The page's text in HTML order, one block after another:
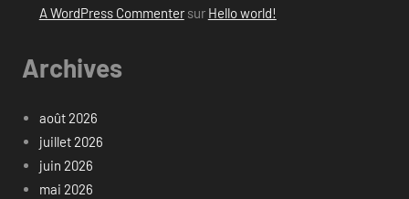
A WordPress Commentersur Hello world!
Archives
août 2026
juillet 2026
juin 2026
mai 2026